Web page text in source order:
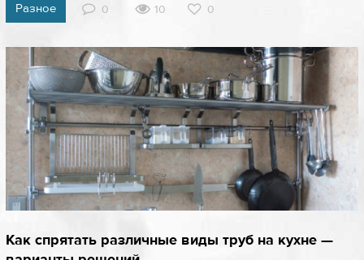
Разное 0 10 0
Как спрятать различные виды труб на кухне —